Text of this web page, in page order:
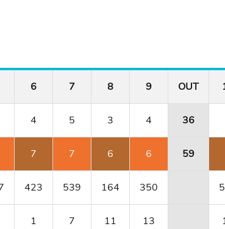
6 7 8 9 OUT
4 5 3 4 36
7 7 6 6 59
423 539 164 350
1 7 11 13